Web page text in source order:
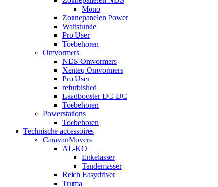
Mono
Zonnepanelen Power
Wattstunde
Pro User
Toebehoren
Omvormers
NDS Omvormers
Xenteq Omvormers
Pro User
refurbished
Laadbooster DC-DC
Toebehoren
Powerstations
Toebehoren
Technische accessoires
CaravanMovers
AL-KO
Enkelasser
Tandemasser
Reich Easydriver
Truma